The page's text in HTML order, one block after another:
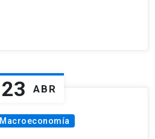
23 ABR
Macroeconomía